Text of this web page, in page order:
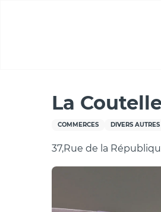
La
COMMERCES DIVERS
37,Rue de la